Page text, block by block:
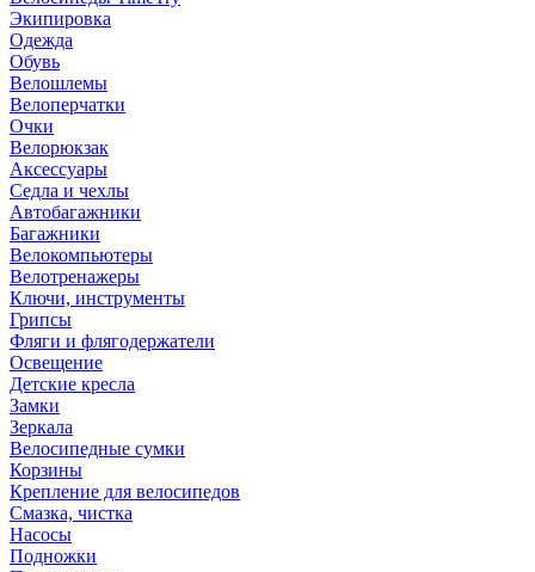
Экипировка
Одежда
Обувь
Велошлемы
Велоперчатки
Очки
Велорюкзак
Аксессуары
Седла и чехлы
Автобагажники
Багажники
Велокомпьютеры
Велотренажеры
Ключи, инструменты
Грипсы
Фляги и флягодержатели
Освещение
Детские кресла
Замки
Зеркала
Велосипедные сумки
Корзины
Крепление для велосипедов
Смазка, чистка
Насосы
Подножки